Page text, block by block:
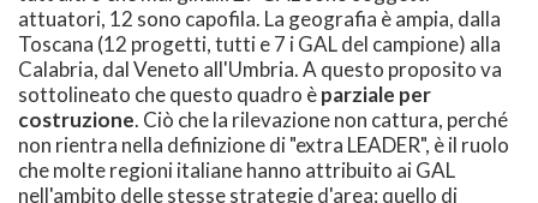
attuatori, 12 sono capofila. La geografia è ampia, dalla
Toscana (12 progetti, tutti e 7 i GAL del campione) alla
Calabria, dal Veneto all'Umbria. A questo proposito va
sottolineato che questo quadro èparziale per
costruzione. Ciò che la rilevazione non cattura, perché
non rientra nella definizione di "extra LEADER", è il ruolo
che molte regioni italiane hanno attribuito ai GAL
nell'ambito delle stesse strategie d'area: quello di